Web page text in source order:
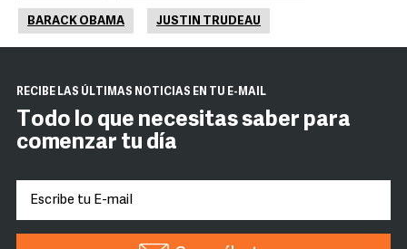
BARACK OBAMA JUSTIN TRUDEAU
RECIBE LAS ÚLTIMAS NOTICIAS EN TU E-MAIL
Todo lo que necesitas saber para
comenzar tu día